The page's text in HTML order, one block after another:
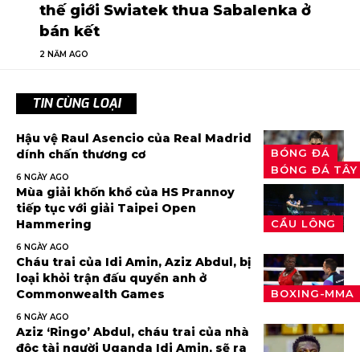
thế giới Swiatek thua Sabalenka ở
bán kết
2 NĂM AGO
TIN CÙNG LOẠI
BÓNG ĐÁ
BÓNG ĐÁ
Hậu vệ Raul Asencio của Real Madrid
dính chấn thương cơ
6 NGÀY AGO
CẦU LÔNG
Mùa giải khốn khổ của HS Prannoy
tiếp tục với giải Taipei Open
Hammering
6 NGÀY AGO
BOXING-MMA
Cháu trai của Idi Amin, Aziz Abdul, bị
loại khỏi trận đấu quyền anh ở
Commonwealth Games
6 NGÀY AGO
Aziz ‘Ringo’ Abdul, cháu trai của nhà
độc tài người Uganda Idi Amin, sẽ ra